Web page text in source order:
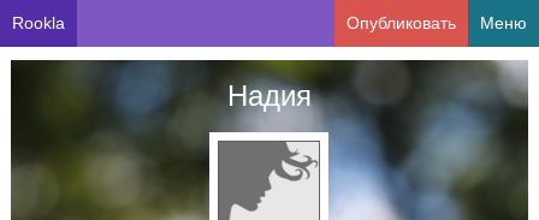
Rookla Опубликовать Меню
Надия